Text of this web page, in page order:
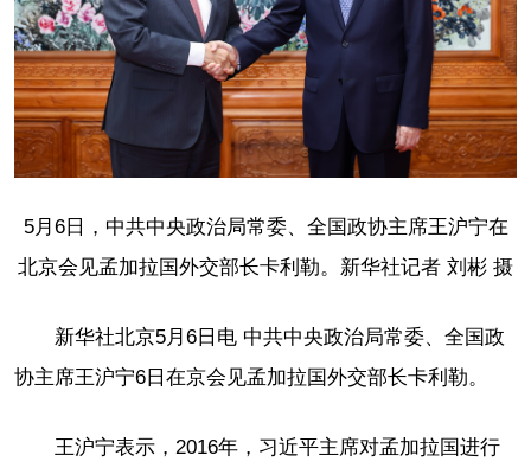
5月6日，中共中央政治局常委、全国政协主席王沪宁在
北京会见孟加拉国外交部长卡利勒。新华社记者 刘彬 摄
新华社北京5月6日电 中共中央政治局常委、全国政
协主席王沪宁6日在京会见孟加拉国外交部长卡利勒。
王沪宁表示，2016年，习近平主席对孟加拉国进行